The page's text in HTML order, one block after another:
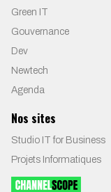
Green IT
Gouvernance
Dev
Newtech
Agenda
Nos sites
Studio IT for Business
Projets Informatiques